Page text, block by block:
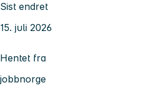
Sist endret
15. juli 2026
Hentet fra
jobbnorge